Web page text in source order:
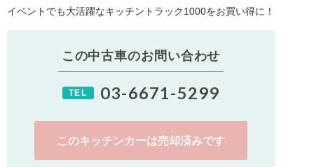
イベントでも大活躍なキッチントラック1000をお買い得に！
この中古車のお問い合わせ
TEL 03-6671-5299
このキッチンカーは売却済みです